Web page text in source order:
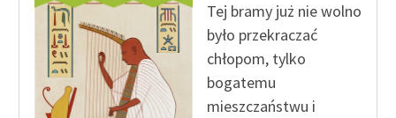
Tej bramy już nie wolno
było przekraczać
chłopom, tylko
bogatemu
mieszczaństwu i